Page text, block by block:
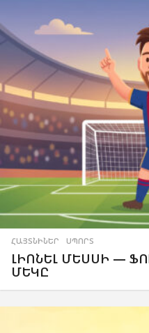
ՀԱՅՏՆԻՆԵՐ ,ՍՊՈՐՏ
ԼԻՈՆԵԼ ՄԵՍՍԻ —
ՄԵԿԸ